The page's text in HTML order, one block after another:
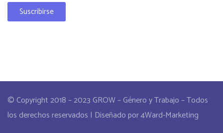
Suscribirse
© Copyright 2018 – 2023 GROW – Género y Trabajo – Todos
los derechos reservados | Diseñado por 4Ward-Marketing